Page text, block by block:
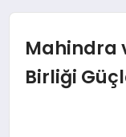
GÜNCEL
TEKNOLOJI
Mahindra
Birliği